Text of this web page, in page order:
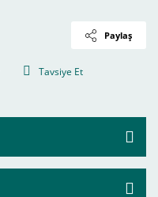
Paylaş
Tavsiye Et